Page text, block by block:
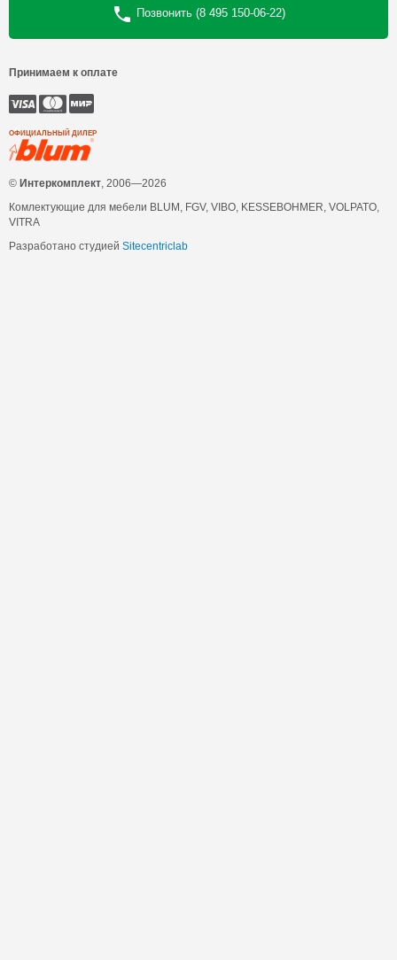
Позвонить (8 495 150-06-22)
Принимаем к оплате
ОФИЦИАЛЬНЫЙ ДИЛЕР
© Интеркомплект , 2006—2026
Комлектующие для мебели BLUM, FGV, VIBO, KESSEBOHMER, VOLPATO,
VITRA
Разработано студией Sitecentriclab